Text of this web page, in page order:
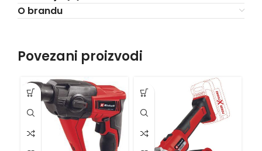
O brandu
Povezani proizvodi